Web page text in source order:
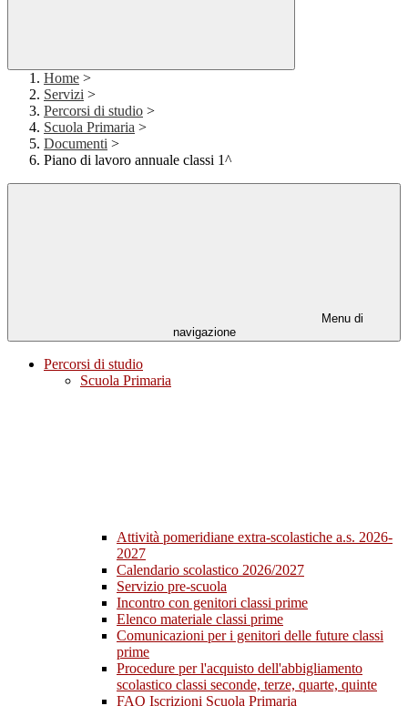
Home >
Servizi >
Percorsi di studio >
Scuola Primaria >
Documenti >
Piano di lavoro annuale classi 1^
Menu di
navigazione
Percorsi di studio
Scuola Primaria
Attività pomeridiane extra-scolastiche a.s. 2026-
2027
Calendario scolastico 2026/2027
Servizio pre-scuola
Incontro con genitori classi prime
Elenco materiale classi prime
Comunicazioni per i genitori delle future classi
prime
Procedure per l'acquisto dell'abbigliamento
scolastico classi seconde, terze, quarte, quinte
FAQ Iscrizioni Scuola Primaria